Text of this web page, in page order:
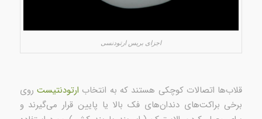
اجزای بریس‌ ارتودنسی
قلاب‌ها اتصالات کوچکی هستند که به انتخاب ارتودنتیست روی
برخی براکت‌های دندان‌های فک بالا یا پایین قرار می‌گیرند و